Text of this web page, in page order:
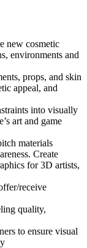
new cosmetic
environments and
props, and skin
appeal, and
into visually
art and game
materials
Create
for 3D artists,
receive
quality,
to ensure visual